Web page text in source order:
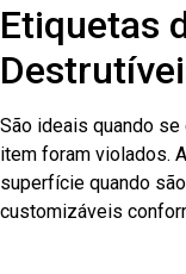
Etiquetas
São ideais quando
item foram violados.
superfície quando
customizáveis